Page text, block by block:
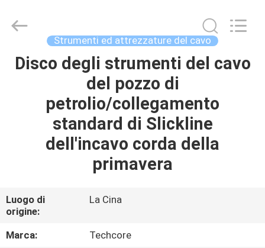
CASA
PRODOTTI
CIRCA
GIRO
DELLA
FABBRICA
Tools
Reserved.
Strumenti ed attrezzature del cavo
Disco degli strumenti del cavo
del pozzo di
petrolio/collegamento
standard di Slickline
dell'incavo corda della
primavera
Luogo di
origine:
La Cina
Marca:
Techcore